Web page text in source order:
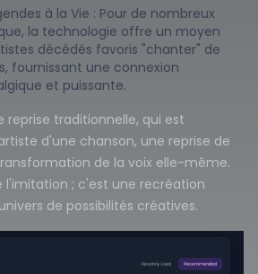
à la Vie : Pour de nombreux
la technologie offre un moyen
décédés favoris "chanter" de
fournissant une connexion
et puissante.
traditionnelle, qui est
d'une chanson, une reprise de
de la voix elle-même.
l'imitation ; c'est une recréation
de possibilités créatives.